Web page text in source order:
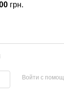
грн.
Войти с